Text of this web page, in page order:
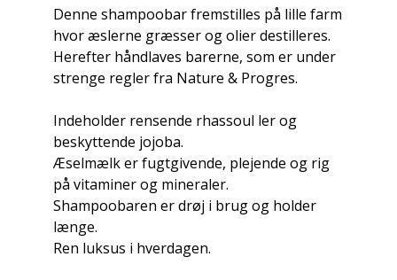
Denne shampoobar fremstilles på lille farm
hvor æslerne græsser og olier destilleres.
Herefter håndlaves barerne, som er under
strenge regler fra Nature & Progres.
Indeholder rensende rhassoul ler og
beskyttende jojoba.
Æselmælk er fugtgivende, plejende og rig
på vitaminer og mineraler.
Shampoobaren er drøj i brug og holder
længe.
Ren luksus i hverdagen.